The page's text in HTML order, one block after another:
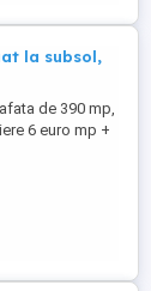
la subsol,
de 390 mp,
6 euro mp +
euro + T.V.A
zona Militari,
subsol.